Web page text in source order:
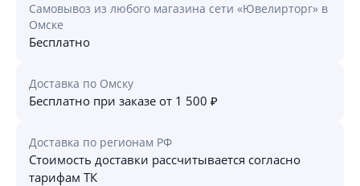
Самовывоз из любого магазина сети «Ювелирторг» в
Омске
Бесплатно
Доставка по Омску
Бесплатно при заказе от 1 500 ₽
Доставка по регионам РФ
Стоимость доставки рассчитывается согласно
тарифам ТК